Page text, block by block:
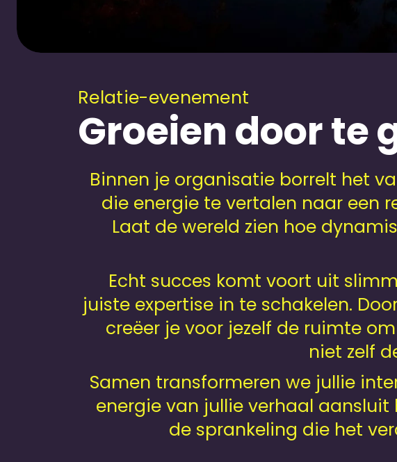
Relatie-evenement
Groeien door te
Binnen je organisatie borrelt het
die energie te vertalen naar een
Laat de wereld zien hoe
Echt succes komt voort uit
juiste expertise in te schakelen.
creëer je voor jezelf de ruimte
niet zelf
Samen transformeren we jullie
energie van jullie verhaal
de sprankeling die het